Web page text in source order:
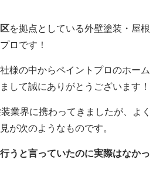
を拠点としている外壁塗装・屋根
ロです！
様の中からペイントプロのホーム
して誠にありがとうございます！
業界に携わってきましたが、よく
が次のようなものです。
うと言っていたのに実際はなかっ